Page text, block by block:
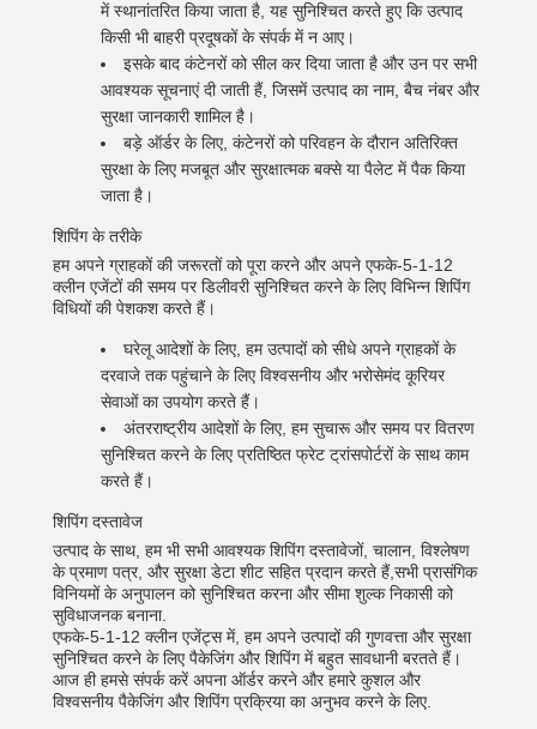
में स्थानांतरित किया जाता है, यह सुनिश्चित करते हुए कि उत्पाद
किसी भी बाहरी प्रदूषकों के संपर्क में न आए।
इसके बाद कंटेनरों को सील कर दिया जाता है और उन पर सभी
आवश्यक सूचनाएं दी जाती हैं, जिसमें उत्पाद का नाम, बैच नंबर और
सुरक्षा जानकारी शामिल है।
बड़े ऑर्डर के लिए, कंटेनरों को परिवहन के दौरान अतिरिक्त
सुरक्षा के लिए मजबूत और सुरक्षात्मक बक्से या पैलेट में पैक किया
जाता है।
शिपिंग के तरीके
हम अपने ग्राहकों की जरूरतों को पूरा करने और अपने एफके-5-1-12
क्लीन एजेंटों की समय पर डिलीवरी सुनिश्चित करने के लिए विभिन्न शिपिंग
विधियों की पेशकश करते हैं।
घरेलू आदेशों के लिए, हम उत्पादों को सीधे अपने ग्राहकों के
दरवाजे तक पहुंचाने के लिए विश्वसनीय और भरोसेमंद कूरियर
सेवाओं का उपयोग करते हैं।
अंतरराष्ट्रीय आदेशों के लिए, हम सुचारू और समय पर वितरण
सुनिश्चित करने के लिए प्रतिष्ठित फ्रेट ट्रांसपोर्टरों के साथ काम
करते हैं।
शिपिंग दस्तावेज
उत्पाद के साथ, हम भी सभी आवश्यक शिपिंग दस्तावेजों, चालान, विश्लेषण
के प्रमाण पत्र, और सुरक्षा डेटा शीट सहित प्रदान करते हैं,सभी प्रासंगिक
विनियमों के अनुपालन को सुनिश्चित करना और सीमा शुल्क निकासी को
सुविधाजनक बनाना.
एफके-5-1-12 क्लीन एजेंट्स में, हम अपने उत्पादों की गुणवत्ता और सुरक्षा
सुनिश्चित करने के लिए पैकेजिंग और शिपिंग में बहुत सावधानी बरतते हैं।
आज ही हमसे संपर्क करें अपना ऑर्डर करने और हमारे कुशल और
विश्वसनीय पैकेजिंग और शिपिंग प्रक्रिया का अनुभव करने के लिए.